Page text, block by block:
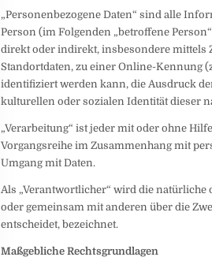
„Personenbezogene Daten“ sind alle
Person (im Folgenden „betroffene
direkt oder indirekt, insbesondere mittels
Standortdaten, zu einer Online-Kennung
identifiziert werden kann, die Ausdruck
kulturellen oder sozialen Identität dieser
„Verarbeitung“ ist jeder mit oder ohne
Vorgangsreihe im Zusammenhang mit
Umgang mit Daten.
Als „Verantwortlicher“ wird die natürliche
oder gemeinsam mit anderen über die
entscheidet, bezeichnet.
Maßgebliche Rechtsgrundlagen